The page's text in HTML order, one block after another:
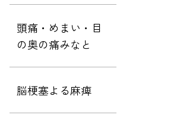
頭痛・めまい・目
の奥の痛みなと
脳梗塞よる麻痺